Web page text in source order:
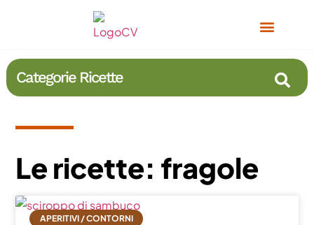
Categorie Ricette
Le ricette: fragole
APERITIVI / CONTORNI